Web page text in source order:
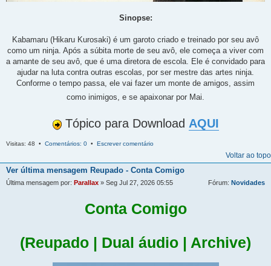
Sinopse:
Kabamaru (Hikaru Kurosaki) é um garoto criado e treinado por seu avô
como um ninja. Após a súbita morte de seu avô, ele começa a viver com
a amante de seu avô, que é uma diretora de escola. Ele é convidado para
ajudar na luta contra outras escolas, por ser mestre das artes ninja.
Conforme o tempo passa, ele vai fazer um monte de amigos, assim
como inimigos, e se apaixonar por Mai.
Tópico para Download AQUI
Visitas: 48 • Comentários: 0 • Escrever comentário
Voltar ao topo
Ver última mensagem Reupado - Conta Comigo
Última mensagem por: Parallax » Seg Jul 27, 2026 05:55 Fórum: Novidades
Conta Comigo
(Reupado | Dual áudio | Archive)